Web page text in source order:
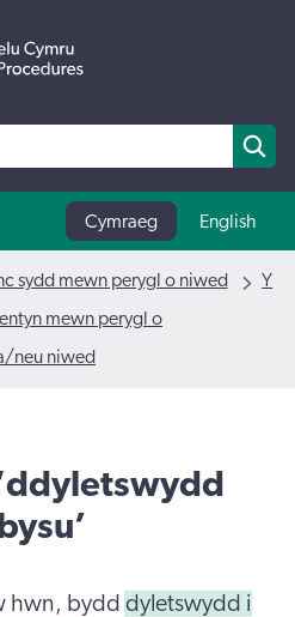
Cymraeg English
sydd mewn perygl o niwed
Y
mewn perygl o
neu niwed
hwn, bydd dyletswydd i